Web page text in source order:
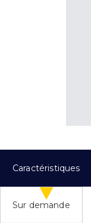
Caractéristiques
Sur demande